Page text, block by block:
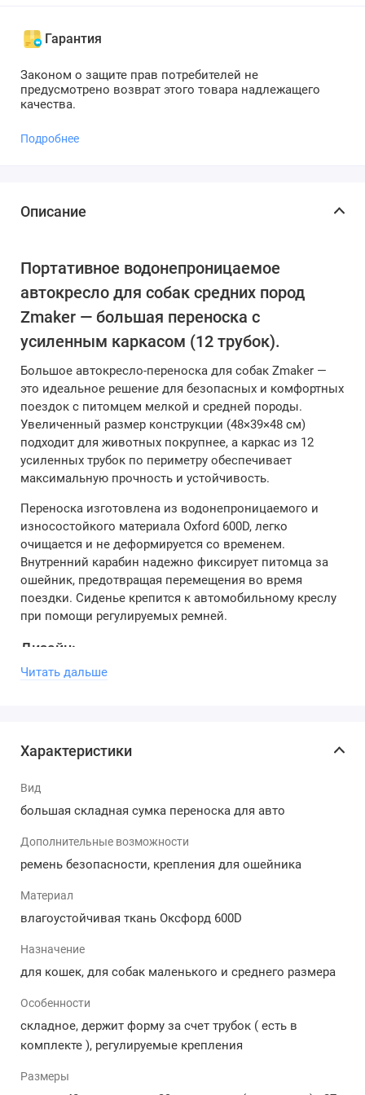
Гарантия
Законом о защите прав потребителей не
предусмотрено возврат этого товара надлежащего
качества.
Подробнее
Описание
Портативное водонепроницаемое
автокресло для собак средних пород
Zmaker — большая переноска с
усиленным каркасом (12 трубок).
Большое автокресло-переноска для собак Zmaker —
это идеальное решение для безопасных и комфортных
поездок с питомцем мелкой и средней породы.
Увеличенный размер конструкции (48×39×48 см)
подходит для животных покрупнее, а каркас из 12
усиленных трубок по периметру обеспечивает
максимальную прочность и устойчивость.
Переноска изготовлена из водонепроницаемого и
износостойкого материала Oxford 600D, легко
очищается и не деформируется со временем.
Внутренний карабин надежно фиксирует питомца за
ошейник, предотвращая перемещения во время
поездки. Сиденье крепится к автомобильному креслу
при помощи регулируемых ремней.
Дизайн:
Модель выполнена в трех цветах с контрастным
оснащены сетчатыми вставками — животному не
время поездки.
Особенности и преимущества большой авто
сумки:
Подходит для собак мелких и средних пород.
Большой размер — больше стандартных
автокресел.
Усиленный каркас — 12 прочных трубок по всему
периметру.
Водонепроницаемая и плотная ткань Oxford 600D.
Регулируемые крепежные ремни и ремень для
ошейника.
Быстрая установка на переднее или заднее
сиденье.
Отличная вентиляция за счёт сетчатых боковин.
Компактно складывается при хранении.
Читать дальше
Характеристики
Вид
большая складная сумка переноска для авто
Дополнительные возможности
ремень безопасности, крепления для ошейника
Материал
влагоустойчивая ткань Оксфорд 600D
Назначение
для кошек, для собак маленького и среднего размера
Особенности
складное, держит форму за счет трубок ( есть в
комплекте ), регулируемые крепления
Размеры